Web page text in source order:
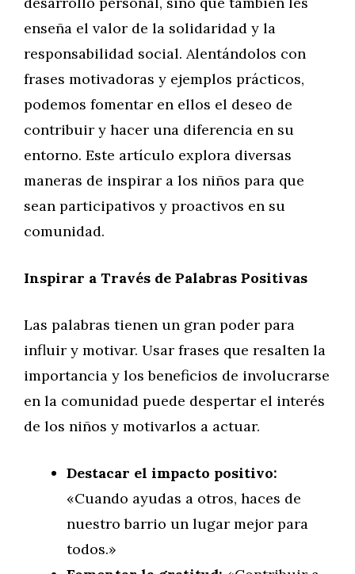
enseña el valor de la solidaridad y la
responsabilidad social. Alentándolos con
frases motivadoras y ejemplos prácticos,
podemos fomentar en ellos el deseo de
contribuir y hacer una diferencia en su
entorno. Este artículo explora diversas
maneras de inspirar a los niños para que
sean participativos y proactivos en su
comunidad.
Inspirar a Través de Palabras Positivas
Las palabras tienen un gran poder para
influir y motivar. Usar frases que resalten la
importancia y los beneficios de involucrarse
en la comunidad puede despertar el interés
de los niños y motivarlos a actuar.
Destacar el impacto positivo:
«Cuando ayudas a otros, haces de
nuestro barrio un lugar mejor para
todos.»